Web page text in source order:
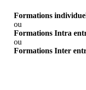
Formations
ou
Formations Intra
ou
Formations Inter